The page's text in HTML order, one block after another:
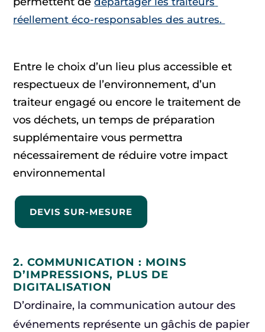
réellement éco-responsables des autres.
Entre le choix d’un lieu plus accessible et
respectueux de l’environnement, d’un
traiteur engagé ou encore le traitement de
vos déchets, un temps de préparation
supplémentaire vous permettra
nécessairement de réduire votre impact
environnemental
DEVIS SUR-MESURE
2. COMMUNICATION : MOINS
D’IMPRESSIONS, PLUS DE
DIGITALISATION
D’ordinaire, la communication autour des
événements représente un gâchis de papier